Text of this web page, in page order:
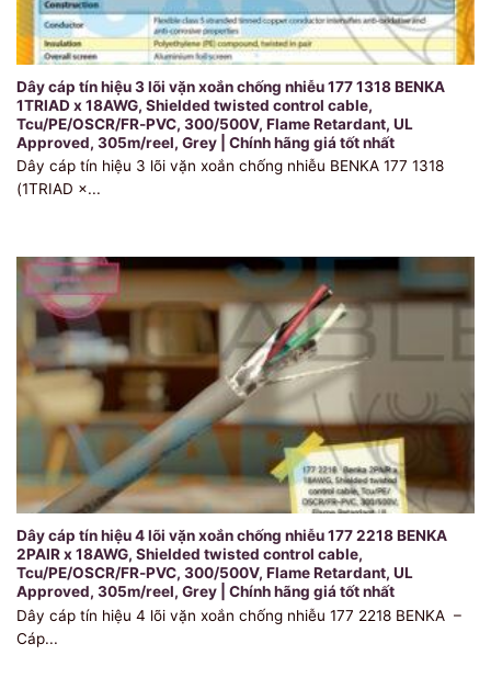
Dây cáp tín hiệu 3 lõi vặn xoắn chống nhiễu 177 1318 BENKA
1TRIAD x 18AWG, Shielded twisted control cable,
Tcu/PE/OSCR/FR-PVC, 300/500V, Flame Retardant, UL
Approved, 305m/reel, Grey | Chính hãng giá tốt nhất
Dây cáp tín hiệu 3 lõi vặn xoắn chống nhiễu BENKA 177 1318
(1TRIAD ×...
Dây cáp tín hiệu 4 lõi vặn xoắn chống nhiễu 177 2218 BENKA
2PAIR x 18AWG, Shielded twisted control cable,
Tcu/PE/OSCR/FR-PVC, 300/500V, Flame Retardant, UL
Approved, 305m/reel, Grey | Chính hãng giá tốt nhất
Dây cáp tín hiệu 4 lõi vặn xoắn chống nhiễu 177 2218 BENKA –
Cáp...